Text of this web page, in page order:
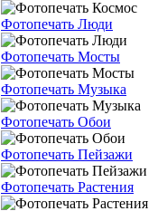
Фотопечать Люди
Фотопечать Мосты
Фотопечать Музыка
Фотопечать Обои
Фотопечать Пейзажи
Фотопечать Растения